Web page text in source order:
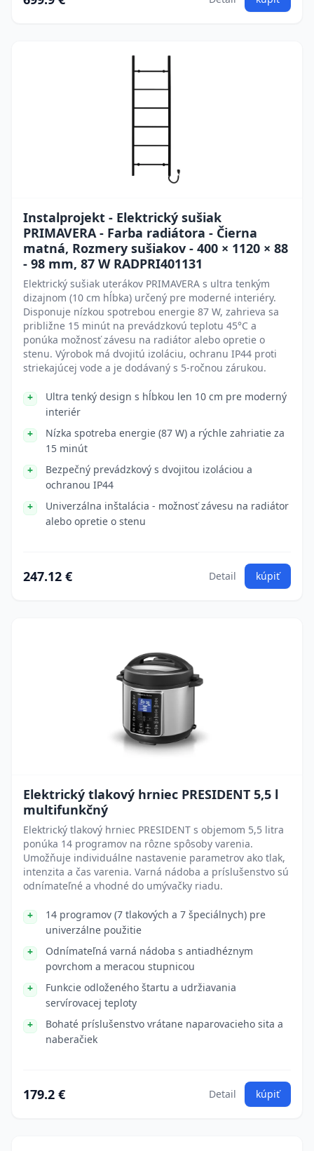
Instalprojekt - Elektrický sušiak
PRIMAVERA - Farba radiátora - Čierna
matná, Rozmery sušiakov - 400 × 1120 × 88
- 98 mm, 87 W RADPRI401131
Elektrický sušiak uterákov PRIMAVERA s ultra tenkým
dizajnom (10 cm hĺbka) určený pre moderné interiéry.
Disponuje nízkou spotrebou energie 87 W, zahrieva sa
približne 15 minút na prevádzkovú teplotu 45°C a
ponúka možnosť závesu na radiátor alebo opretie o
stenu. Výrobok má dvojitú izoláciu, ochranu IP44 proti
striekajúcej vode a je dodávaný s 5-ročnou zárukou.
Ultra tenký design s hĺbkou len 10 cm pre moderný
interiér
Nízka spotreba energie (87 W) a rýchle zahriatie za
15 minút
Bezpečný prevádzkový s dvojitou izoláciou a
ochranou IP44
Univerzálna inštalácia - možnosť závesu na radiátor
alebo opretie o stenu
247.12 € Detail kúpiť
Elektrický tlakový hrniec PRESIDENT 5,5 l
multifunkčný
Elektrický tlakový hrniec PRESIDENT s objemom 5,5 litra
ponúka 14 programov na rôzne spôsoby varenia.
Umožňuje individuálne nastavenie parametrov ako tlak,
intenzita a čas varenia. Varná nádoba a príslušenstvo sú
odnímateľné a vhodné do umývačky riadu.
14 programov (7 tlakových a 7 špeciálnych) pre
univerzálne použitie
Odnímateľná varná nádoba s antiadhéznym
povrchom a meracou stupnicou
Funkcie odloženého štartu a udržiavania
servírovacej teploty
Bohaté príslušenstvo vrátane naparovacieho sita a
naberačiek
179.2 € Detail kúpiť